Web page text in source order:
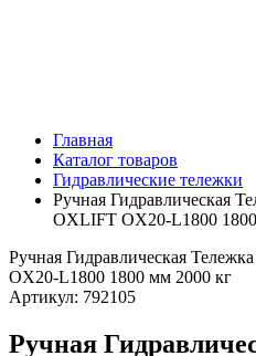
Главная
Каталог товаров
Гидравлические тележки
Ручная Гидравлическая
OXLIFT OX20-L1800
Ручная Гидравлическая
OX20-L1800 1800 мм 2000 кг
Артикул: 792105
Ручная